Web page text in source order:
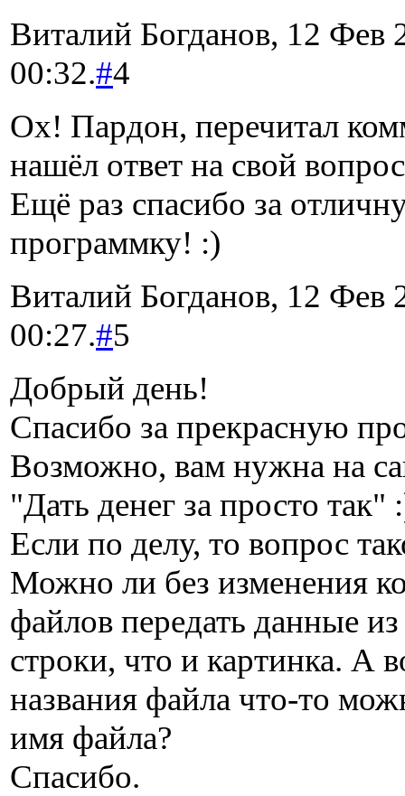
Виталий Богданов, 12 Фев
00:32.#4
Ох! Пардон, перечитал
нашёл ответ на свой
Ещё раз спасибо за
программку! :)
Виталий Богданов, 12 Фев
00:27.#5
Добрый день!
Спасибо за прекрасную
Возможно, вам нужна на
"Дать денег за просто так"
Если по делу, то вопрос
Можно ли без изменения
файлов передать данные
строки, что и картинка. А
названия файла что-то
имя файла?
Спасибо.